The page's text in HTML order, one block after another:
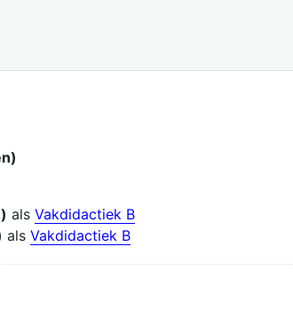
als Vakdidactiek B
als Vakdidactiek B